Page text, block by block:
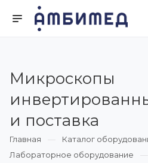
Микроскопы
и поставка
Главная
Каталог
Лабораторное оборудование